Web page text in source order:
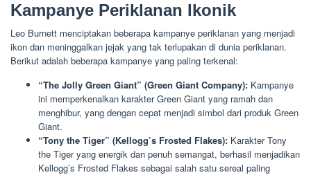
Kampanye Periklanan Ikonik
Leo Burnett menciptakan beberapa kampanye periklanan yang menjadi
ikon dan meninggalkan jejak yang tak terlupakan di dunia periklanan.
Berikut adalah beberapa kampanye yang paling terkenal:
“The Jolly Green Giant” (Green Giant Company): Kampanye
ini memperkenalkan karakter Green Giant yang ramah dan
menghibur, yang dengan cepat menjadi simbol dari produk Green
Giant.
“Tony the Tiger” (Kellogg’s Frosted Flakes): Karakter Tony
the Tiger yang energik dan penuh semangat, berhasil menjadikan
Kellogg’s Frosted Flakes sebagai salah satu sereal paling